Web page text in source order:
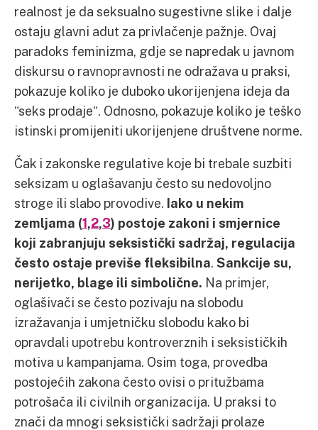
realnost je da seksualno sugestivne slike i dalje
ostaju glavni adut za privlačenje pažnje. Ovaj
paradoks feminizma, gdje se napredak u javnom
diskursu o ravnopravnosti ne odražava u praksi,
pokazuje koliko je duboko ukorijenjena ideja da
“seks prodaje“. Odnosno, pokazuje koliko je teško
istinski promijeniti ukorijenjene društvene norme.
Čak i zakonske regulative koje bi trebale suzbiti
seksizam u oglašavanju često su nedovoljno
stroge ili slabo provodive. Iako u nekim
zemljama (1,2,3) postoje zakoni i smjernice
koji zabranjuju seksistički sadržaj, regulacija
često ostaje previše fleksibilna. Sankcije su,
nerijetko, blage ili simbolične. Na primjer,
oglašivači se često pozivaju na slobodu
izražavanja i umjetničku slobodu kako bi
opravdali upotrebu kontroverznih i seksističkih
motiva u kampanjama. Osim toga, provedba
postojećih zakona često ovisi o pritužbama
potrošača ili civilnih organizacija. U praksi to
znači da mnogi seksistički sadržaji prolaze